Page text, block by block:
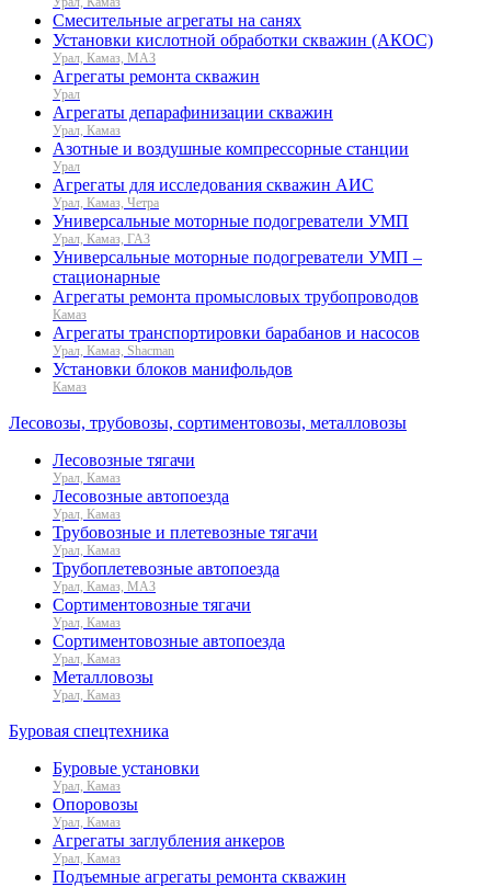
Смесительные агрегаты на санях
Установки кислотной обработки скважин (АКОС)
Урал, Камаз, МАЗ
Агрегаты ремонта скважин
Урал
Агрегаты депарафинизации скважин
Урал, Камаз
Азотные и воздушные компрессорные станции
Урал
Агрегаты для исследования скважин АИС
Урал, Камаз, Четра
Универсальные моторные подогреватели УМП
Урал, Камаз, ГАЗ
Универсальные моторные подогреватели УМП –
стационарные
Агрегаты ремонта промысловых трубопроводов
Камаз
Агрегаты транспортировки барабанов и насосов
Урал, Камаз, Shacman
Установки блоков манифольдов
Камаз
Лесовозы, трубовозы, сортиментовозы, металловозы
Лесовозные тягачи
Урал, Камаз
Лесовозные автопоезда
Урал, Камаз
Трубовозные и плетевозные тягачи
Урал, Камаз
Трубоплетевозные автопоезда
Урал, Камаз, МАЗ
Сортиментовозные тягачи
Урал, Камаз
Сортиментовозные автопоезда
Урал, Камаз
Металловозы
Урал, Камаз
Буровая спецтехника
Буровые установки
Урал, Камаз
Опоровозы
Урал, Камаз
Агрегаты заглубления анкеров
Урал, Камаз
Подъемные агрегаты ремонта скважин